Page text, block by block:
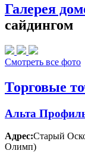
Галерея
сайдингом
Смотреть все фото
Торговые
Альта
Адрес:Старый
Олимп)